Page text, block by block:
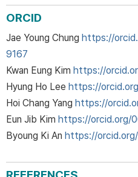
ORCID
Jae Young Chung https://
9167
Kwan Eung Kim https://
Hyung Ho Lee https://
Hoi Chang Yang https://
Eun Jib Kim https://orcid.org/
Byoung Ki An https://